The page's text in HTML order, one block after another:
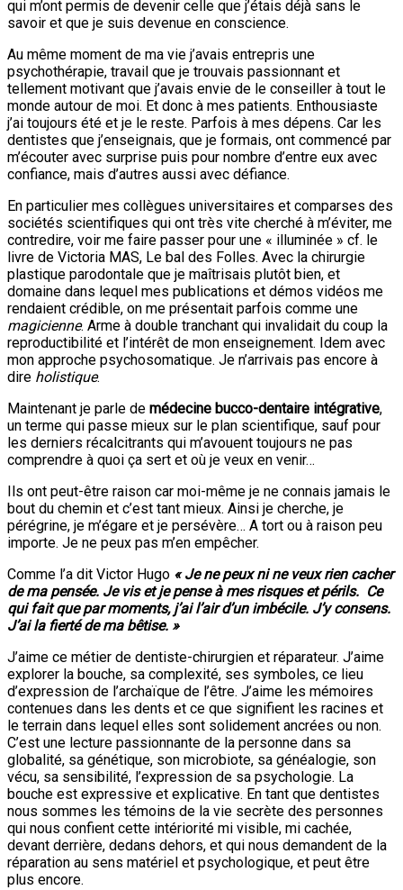
qui m’ont permis de devenir celle que j’étais déjà sans le
savoir et que je suis devenue en conscience.
Au même moment de ma vie j’avais entrepris une
psychothérapie, travail que je trouvais passionnant et
tellement motivant que j’avais envie de le conseiller à tout le
monde autour de moi. Et donc à mes patients. Enthousiaste
j’ai toujours été et je le reste. Parfois à mes dépens. Car les
dentistes que j’enseignais, que je formais, ont commencé par
m’écouter avec surprise puis pour nombre d’entre eux avec
confiance, mais d’autres aussi avec défiance.
En particulier mes collègues universitaires et comparses des
sociétés scientifiques qui ont très vite cherché à m’éviter, me
contredire, voir me faire passer pour une « illuminée » cf. le
livre de Victoria MAS, Le bal des Folles. Avec la chirurgie
plastique parodontale que je maîtrisais plutôt bien, et
domaine dans lequel mes publications et démos vidéos me
rendaient crédible, on me présentait parfois comme une
magicienne. Arme à double tranchant qui invalidait du coup la
reproductibilité et l’intérêt de mon enseignement. Idem avec
mon approche psychosomatique. Je n’arrivais pas encore à
dire holistique.
Maintenant je parle de médecine bucco-dentaire intégrative,
un terme qui passe mieux sur le plan scientifique, sauf pour
les derniers récalcitrants qui m’avouent toujours ne pas
comprendre à quoi ça sert et où je veux en venir…
Ils ont peut-être raison car moi-même je ne connais jamais le
bout du chemin et c’est tant mieux. Ainsi je cherche, je
pérégrine, je m’égare et je persévère… A tort ou à raison peu
importe. Je ne peux pas m’en empêcher.
Comme l’a dit Victor Hugo « Je ne peux ni ne veux rien cacher
de ma pensée. Je vis et je pense à mes risques et périls. Ce
qui fait que par moments, j’ai l’air d’un imbécile. J’y consens.
J’ai la fierté de ma bêtise. »
J’aime ce métier de dentiste-chirurgien et réparateur. J’aime
explorer la bouche, sa complexité, ses symboles, ce lieu
d’expression de l’archaïque de l’être. J’aime les mémoires
contenues dans les dents et ce que signifient les racines et
le terrain dans lequel elles sont solidement ancrées ou non.
C’est une lecture passionnante de la personne dans sa
globalité, sa génétique, son microbiote, sa généalogie, son
vécu, sa sensibilité, l’expression de sa psychologie. La
bouche est expressive et explicative. En tant que dentistes
nous sommes les témoins de la vie secrète des personnes
qui nous confient cette intériorité mi visible, mi cachée,
devant derrière, dedans dehors, et qui nous demandent de la
réparation au sens matériel et psychologique, et peut être
plus encore.